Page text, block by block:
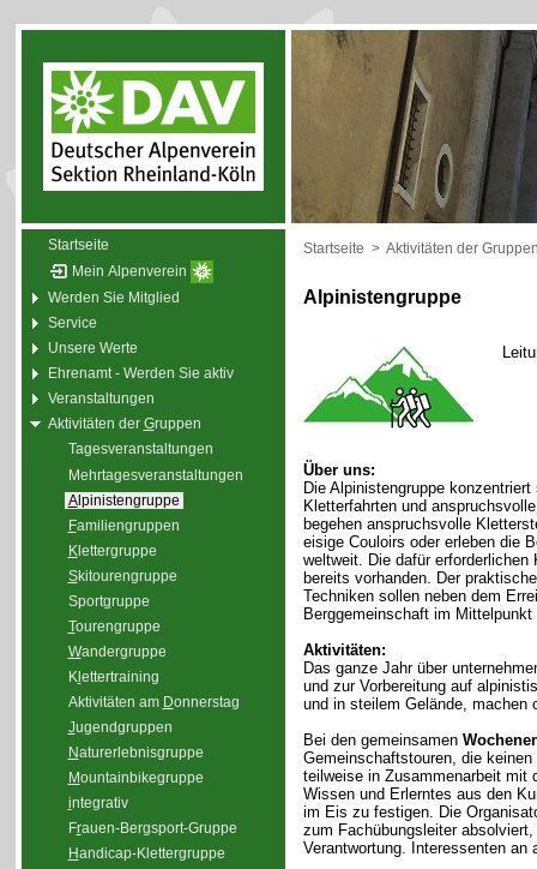
Startseite
Mein Alpenverein
Werden Sie Mitglied
Service
Unsere Werte
Ehrenamt - Werden Sie aktiv
Veranstaltungen
Aktivitäten der Gruppen
Tagesveranstaltungen
Mehrtagesveranstaltungen
Alpinistengruppe
Familiengruppen
Klettergruppe
Skitourengruppe
Sportgruppe
Tourengruppe
Wandergruppe
Kl ettertraining
Aktivitäten am Donnerstag
Jugendgruppen
Naturerlebnisgruppe
Mountainbikegruppe
integrativ
Frauen-Bergsport-Gruppe
Handicap-Klettergruppe
Startseite > Aktivitäten der
Alpinistengruppe
Über uns:
Die Alpinistengruppe
Kletterfahrten und
begehen anspruchsvolle
eisige Couloirs oder erleben die
weltweit. Die dafür erforderlichen
bereits vorhanden. Der
Techniken sollen neben dem
Berggemeinschaft im Mittelpunkt
Aktivitäten:
Das ganze Jahr über
und zur Vorbereitung auf
und in steilem Gelände, machen
Bei den gemeinsamen
Gemeinschaftstouren, die keinen
teilweise in Zusammenarbeit mit
Wissen und Erlerntes aus den
im Eis zu festigen. Die
zum Fachübungsleiter
Verantwortung. Interessenten an